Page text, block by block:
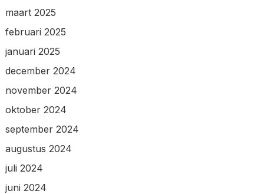
maart 2025
februari 2025
januari 2025
december 2024
november 2024
oktober 2024
september 2024
augustus 2024
juli 2024
juni 2024